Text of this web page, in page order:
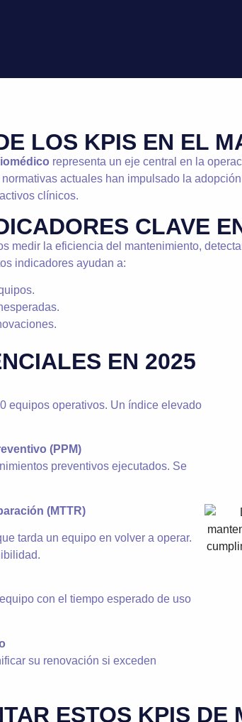
LOS KPIS EN EL
representa un eje central en la
actuales han impulsado la
clínicos.
CLAVE
medir la eficiencia del mantenimiento,
indicadores ayudan a:
EN 2025
equipos operativos. Un índice elevado
(PPM)
preventivos ejecutados. Se
(MTTR)
tarda un equipo en volver a operar.
con el tiempo esperado de uso
su renovación si exceden
ESTOS KPIS DE